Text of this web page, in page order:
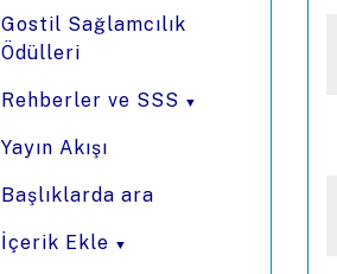
Gostil Sağlamcılık
Ödülleri
Rehberler ve SSS
Yayın Akışı
Başlıklarda ara
İçerik Ekle